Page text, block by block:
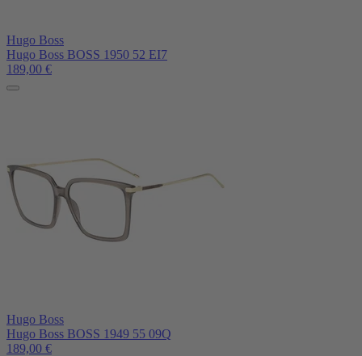
Hugo Boss
Hugo Boss BOSS 1950 52 EI7
189,00 €
Hugo Boss
Hugo Boss BOSS 1949 55 09Q
189,00 €